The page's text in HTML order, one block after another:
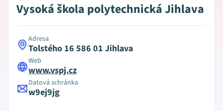
Vysoká škola polytechnická Jihlava
Adresa
Tolstého 16 586 01 Jihlava
Web
www.vspj.cz
Datová schránka
w9ej9jg